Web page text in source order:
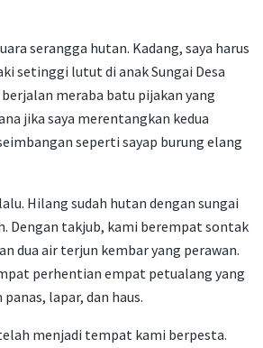
serangga hutan. Kadang, saya harus
setinggi lutut di anak Sungai Desa
meraba batu pijakan yang
jika saya merentangkan kedua
seperti sayap burung elang
Hilang sudah hutan dengan sungai
Dengan takjub, kami berempat sontak
dua air terjun kembar yang perawan.
perhentian empat petualang yang
lapar, dan haus.
menjadi tempat kami berpesta.